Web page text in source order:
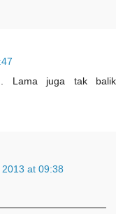
Lama juga tak balik
at 09:38